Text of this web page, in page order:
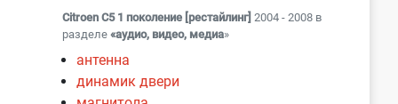
Citroen C5 1 поколение [рестайлинг] 2004 - 2008 в
разделе «аудио, видео, медиа»
антенна
динамик двери